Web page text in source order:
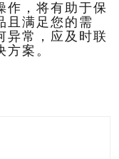
作，将有助于保
且满足您的需
异常，应及时联
案。